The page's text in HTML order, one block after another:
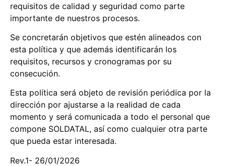
requisitos de calidad y seguridad como parte
importante de nuestros procesos.
Se concretarán objetivos que estén alineados con
esta política y que además identificarán los
requisitos, recursos y cronogramas por su
consecución.
Esta política será objeto de revisión periódica por la
dirección por ajustarse a la realidad de cada
momento y será comunicada a todo el personal que
compone SOLDATAL, así como cualquier otra parte
que pueda estar interesada.
Rev.1- 26/01/2026